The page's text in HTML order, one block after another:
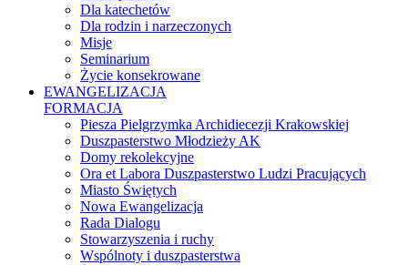
Dla katechetów
Dla rodzin i narzeczonych
Misje
Seminarium
Życie konsekrowane
EWANGELIZACJA
FORMACJA
Piesza Pielgrzymka Archidiecezji Krakowskiej
Duszpasterstwo Młodzieży AK
Domy rekolekcyjne
Ora et Labora Duszpasterstwo Ludzi Pracujących
Miasto Świętych
Nowa Ewangelizacja
Rada Dialogu
Stowarzyszenia i ruchy
Wspólnoty i duszpasterstwa